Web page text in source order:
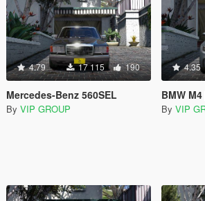
4.79 17 115 190
Mercedes-Benz 560SEL
By VIP GROUP
4.35
BMW
By VIP